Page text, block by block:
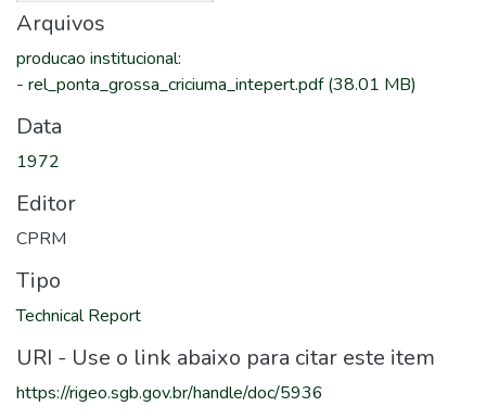
Arquivos
producao institucional:
- rel_ponta_grossa_criciuma_intepert.pdf(38.01 MB)
Data
1972
Editor
CPRM
Tipo
Technical Report
URI - Use o link abaixo para citar este item
https://rigeo.sgb.gov.br/handle/doc/5936